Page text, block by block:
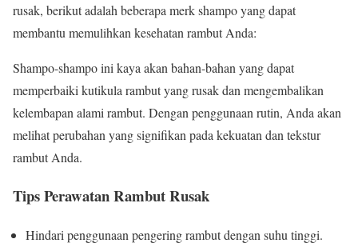
rusak, berikut adalah beberapa merk shampo yang dapat
membantu memulihkan kesehatan rambut Anda:
Shampo-shampo ini kaya akan bahan-bahan yang dapat
memperbaiki kutikula rambut yang rusak dan mengembalikan
kelembapan alami rambut. Dengan penggunaan rutin, Anda akan
melihat perubahan yang signifikan pada kekuatan dan tekstur
rambut Anda.
Tips Perawatan Rambut Rusak
Hindari penggunaan pengering rambut dengan suhu tinggi.